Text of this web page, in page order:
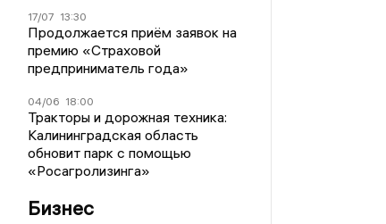
17/07 13:30
Продолжается приём заявок на
премию «Страховой
предприниматель года»
04/06 18:00
Тракторы и дорожная техника:
Калининградская область
обновит парк с помощью
«Росагролизинга»
Бизнес